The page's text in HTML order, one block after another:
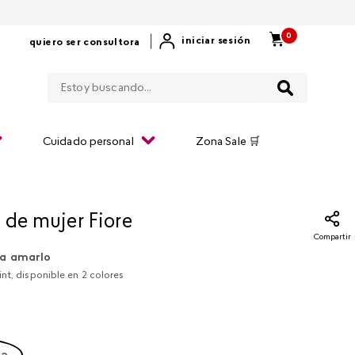
quiero ser consultora iniciar sesión
0
Cuidado personal Zona Sale 🛒
mujer Fiore
Compartir
amarlo
disponible en 2 colores